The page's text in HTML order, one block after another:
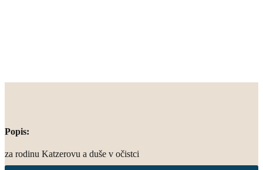
Popis:
za rodinu Katzerovu a duše v očistci